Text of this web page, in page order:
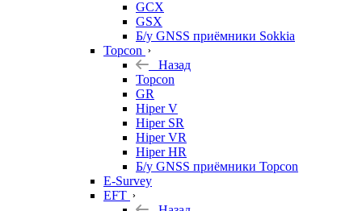
GCX
GSX
Б/у GNSS приёмники Sokkia
Topcon
Назад
Topcon
GR
Hiper V
Hiper SR
Hiper VR
Hiper HR
Б/у GNSS приёмники Topcon
E-Survey
EFT